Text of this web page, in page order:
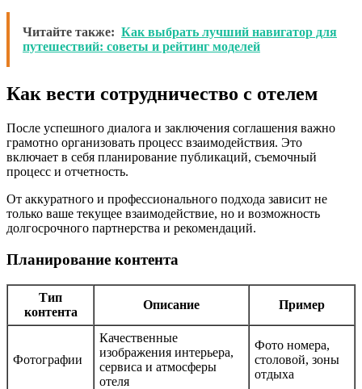
Читайте также: Как выбрать лучший навигатор для
путешествий: советы и рейтинг моделей
Как вести сотрудничество с отелем
После успешного диалога и заключения соглашения важно
грамотно организовать процесс взаимодействия. Это
включает в себя планирование публикаций, съемочный
процесс и отчетность.
От аккуратного и профессионального подхода зависит не
только ваше текущее взаимодействие, но и возможность
долгосрочного партнерства и рекомендаций.
Планирование контента
Тип
контента
Описание Пример
Фотографии
Качественные
изображения интерьера,
сервиса и атмосферы
отеля
Фото номера,
столовой, зоны
отдыха